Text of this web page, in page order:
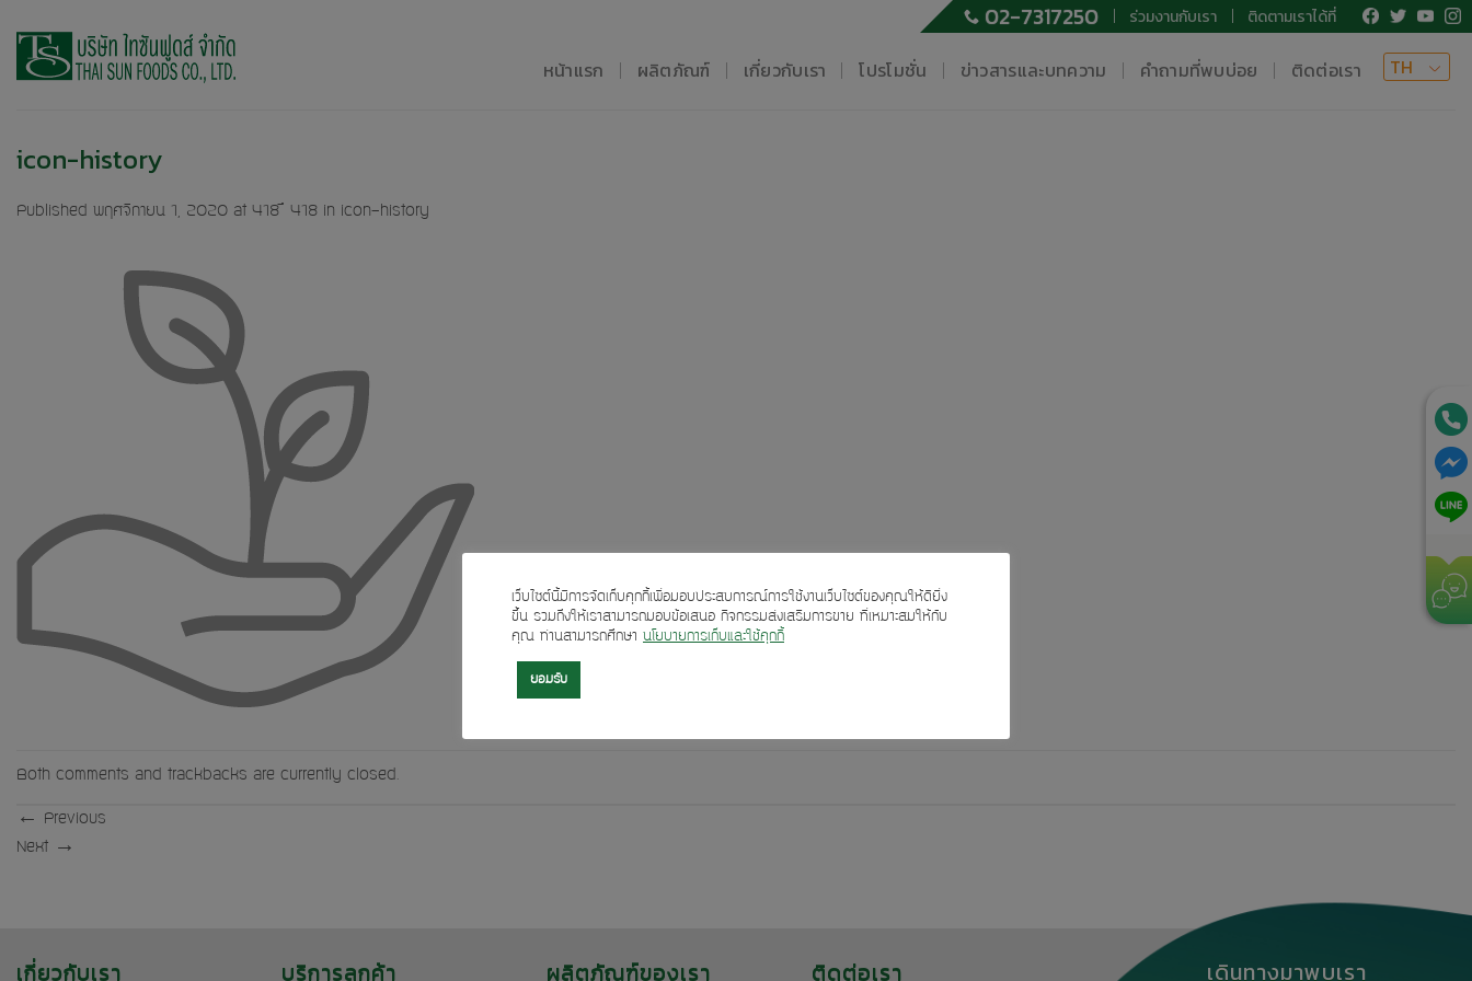
content
02-7317250 ร่วมงานกับเรา ติดตามเราได้ที่
หน้าแรก ผลิตภัณฑ์ เกี่ยวกับเรา โปรโมชั่น ข่าวสารและบทความ คำถามที่พบบ่อย ติดต่อเรา TH
icon-history
Published พฤศจิกายน 1, 2020 at 418 × 418 in icon-history
Both comments and trackbacks are currently closed.
←
Previous
Next →
เกี่ยวกับเรา บริการลูกค้า ผลิตภัณฑ์ของเรา ติดต่อเรา เดินทางมาพบเรา
เว็บไซต์นี้มีการจัดเก็บคุกกี้เพื่อมอบประสบการณ์การใช้งานเว็บไซต์ของคุณให้ดียิ่ง
ขึ้น รวมถึงให้เราสามารถมอบข้อเสนอ กิจกรรมส่งเสริมการขาย ที่เหมาะสมให้กับ
คุณ ท่านสามารถศึกษา นโยบายการเก็บและใช้คุกกี้
ยอมรับ